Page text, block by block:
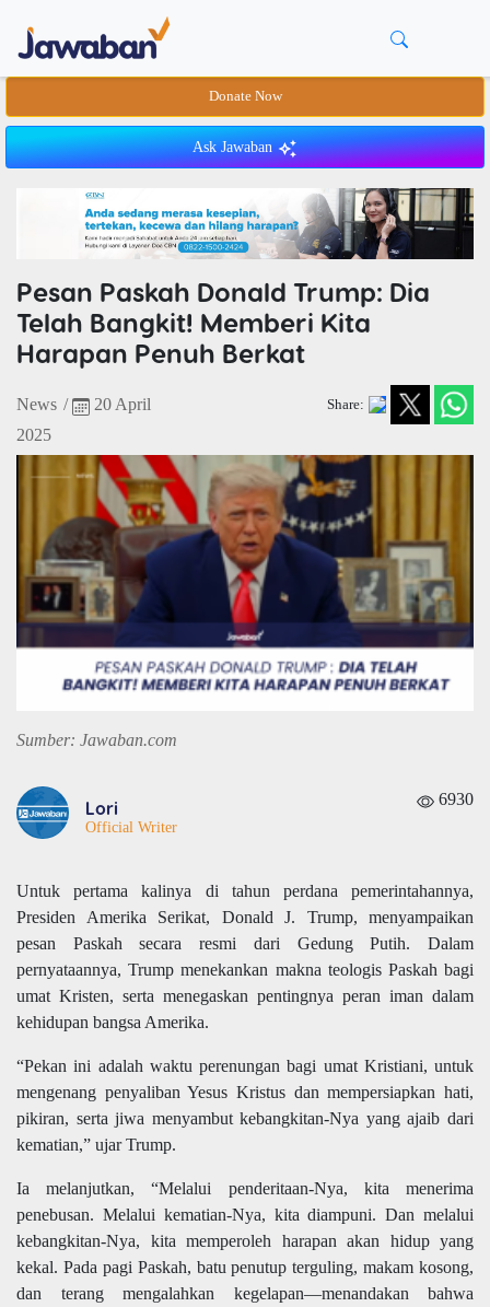
Donate Now
Ask Jawaban
Pesan Paskah Donald Trump: Dia
Telah Bangkit! Memberi Kita
Harapan Penuh Berkat
News /
20 April
2025
Share:
Sumber: Jawaban.com
Lori
Official Writer
6930
Untuk pertama kalinya di tahun perdana pemerintahannya,
Presiden Amerika Serikat, Donald J. Trump, menyampaikan
pesan Paskah secara resmi dari Gedung Putih. Dalam
pernyataannya, Trump menekankan makna teologis Paskah bagi
umat Kristen, serta menegaskan pentingnya peran iman dalam
kehidupan bangsa Amerika.
“Pekan ini adalah waktu perenungan bagi umat Kristiani, untuk
mengenang penyaliban Yesus Kristus dan mempersiapkan hati,
pikiran, serta jiwa menyambut kebangkitan-Nya yang ajaib dari
kematian,” ujar Trump.
Ia melanjutkan, “Melalui penderitaan-Nya, kita menerima
penebusan. Melalui kematian-Nya, kita diampuni. Dan melalui
kebangkitan-Nya, kita memperoleh harapan akan hidup yang
kekal. Pada pagi Paskah, batu penutup terguling, makam kosong,
dan terang mengalahkan kegelapan—menandakan bahwa